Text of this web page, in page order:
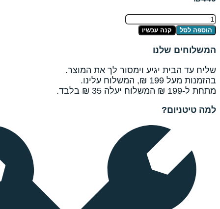
עכשיו
וימסור לך את המוצר.